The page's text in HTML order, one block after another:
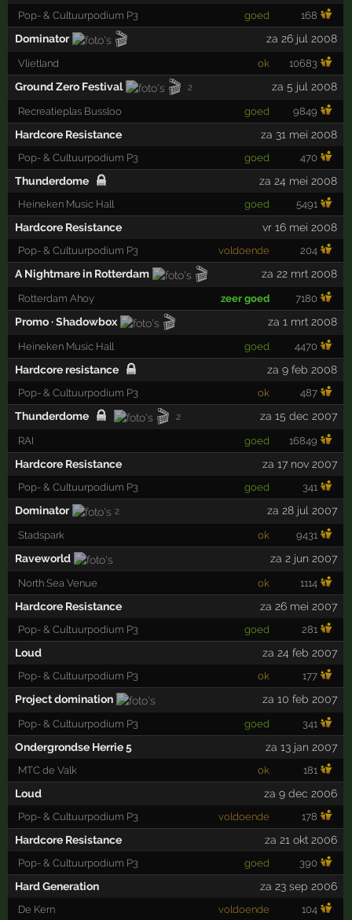
Pop- & Cultuurpodium P3 goed 168
Dominator 🎬 za 26 jul 2008
Vlietland ok 10683
Ground Zero Festival 🎬 2 za 5 jul 2008
Recreatieplas Bussloo goed 9849
Hardcore Resistance za 31 mei 2008
Pop- & Cultuurpodium P3 goed 470
Thunderdome za 24 mei 2008
Heineken Music Hall goed 5491
Hardcore Resistance vr 16 mei 2008
Pop- & Cultuurpodium P3 voldoende 204
A Nightmare in Rotterdam 🎬 za 22 mrt 2008
Rotterdam Ahoy zeer goed 7180
Promo · Shadowbox 🎬 za 1 mrt 2008
Heineken Music Hall goed 4470
Hardcore resistance za 9 feb 2008
Pop- & Cultuurpodium P3 ok 487
Thunderdome 🎬 2 za 15 dec 2007
RAI goed 16849
Hardcore Resistance za 17 nov 2007
Pop- & Cultuurpodium P3 goed 341
Dominator 2 za 28 jul 2007
Stadspark ok 9431
Raveworld za 2 jun 2007
North Sea Venue ok 1114
Hardcore Resistance za 26 mei 2007
Pop- & Cultuurpodium P3 goed 281
Loud za 24 feb 2007
Pop- & Cultuurpodium P3 ok 177
Project domination za 10 feb 2007
Pop- & Cultuurpodium P3 goed 341
Ondergrondse Herrie 5 za 13 jan 2007
MTC de Valk ok 181
Loud za 9 dec 2006
Pop- & Cultuurpodium P3 voldoende 178
Hardcore Resistance za 21 okt 2006
Pop- & Cultuurpodium P3 goed 390
Hard Generation za 23 sep 2006
De Kern voldoende 104